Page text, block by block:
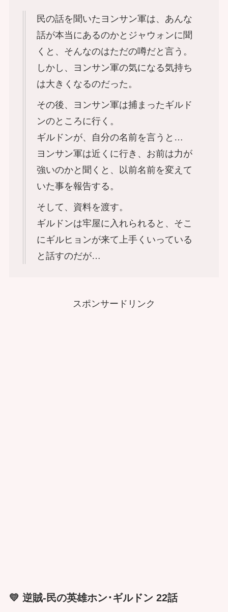
民の話を聞いたヨンサン軍は、あんな
話が本当にあるのかとジャウォンに聞
くと、そんなのはただの噂だと言う。
しかし、ヨンサン軍の気になる気持ち
は大きくなるのだった。
その後、ヨンサン軍は捕まったギルド
ンのところに行く。
ギルドンが、自分の名前を言うと…
ヨンサン軍は近くに行き、お前は力が
強いのかと聞くと、以前名前を変えて
いた事を報告する。
そして、資料を渡す。
ギルドンは牢屋に入れられると、そこ
にギルヒョンが来て上手くいっている
と話すのだが…
スポンサードリンク
💛 逆賊-民の英雄ホン･ギルドン 22話